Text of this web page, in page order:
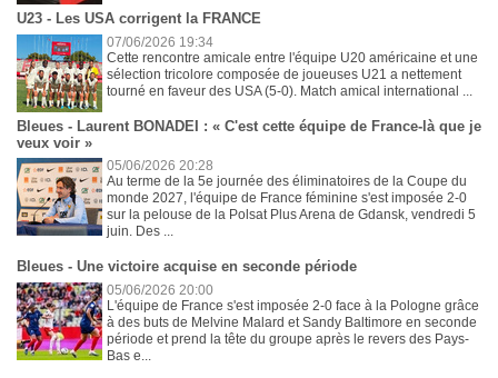
U23 - Les USA corrigent la FRANCE
07/06/2026 19:34
Cette rencontre amicale entre l'équipe U20 américaine et une
sélection tricolore composée de joueuses U21 a nettement
tourné en faveur des USA (5-0). Match amical international ...
Bleues - Laurent BONADEI : « C'est cette équipe de France-là que je
veux voir »
05/06/2026 20:28
Au terme de la 5e journée des éliminatoires de la Coupe du
monde 2027, l'équipe de France féminine s'est imposée 2-0
sur la pelouse de la Polsat Plus Arena de Gdansk, vendredi 5
juin. Des ...
Bleues - Une victoire acquise en seconde période
05/06/2026 20:00
L'équipe de France s'est imposée 2-0 face à la Pologne grâce
à des buts de Melvine Malard et Sandy Baltimore en seconde
période et prend la tête du groupe après le revers des Pays-
Bas e...